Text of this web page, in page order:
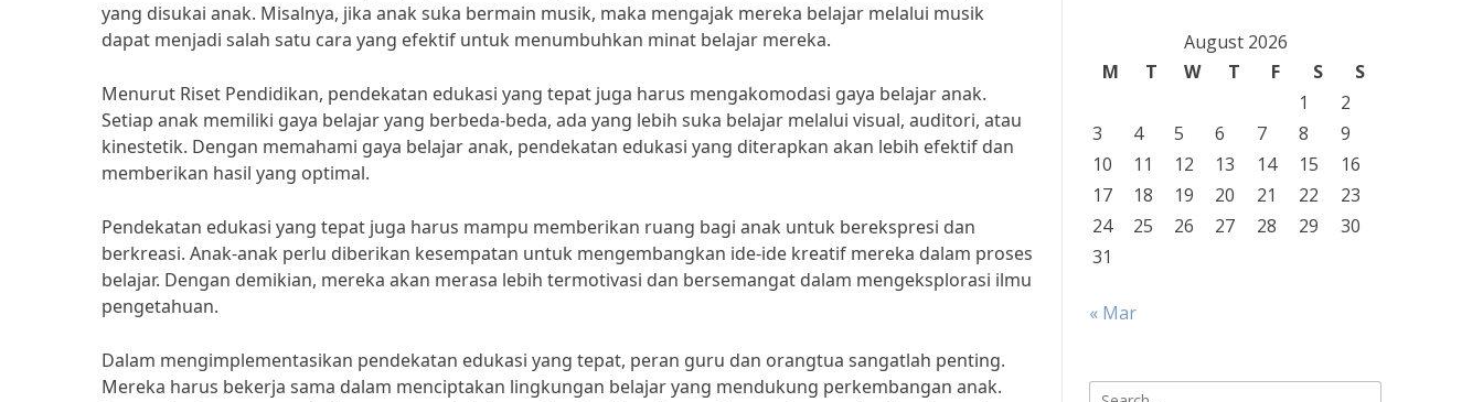
yang disukai anak. Misalnya, jika anak suka bermain musik, maka mengajak mereka belajar melalui musik
dapat menjadi salah satu cara yang efektif untuk menumbuhkan minat belajar mereka.
Menurut Riset Pendidikan, pendekatan edukasi yang tepat juga harus mengakomodasi gaya belajar anak.
Setiap anak memiliki gaya belajar yang berbeda-beda, ada yang lebih suka belajar melalui visual, auditori, atau
kinestetik. Dengan memahami gaya belajar anak, pendekatan edukasi yang diterapkan akan lebih efektif dan
memberikan hasil yang optimal.
Pendekatan edukasi yang tepat juga harus mampu memberikan ruang bagi anak untuk berekspresi dan
berkreasi. Anak-anak perlu diberikan kesempatan untuk mengembangkan ide-ide kreatif mereka dalam proses
belajar. Dengan demikian, mereka akan merasa lebih termotivasi dan bersemangat dalam mengeksplorasi ilmu
pengetahuan.
Dalam mengimplementasikan pendekatan edukasi yang tepat, peran guru dan orangtua sangatlah penting.
Mereka harus bekerja sama dalam menciptakan lingkungan belajar yang mendukung perkembangan anak.
August 2026
M
T W T F S
S
1
2
3
4 5 6 7 8
9
10
11 12 13 14 15
16
17
18 19 20 21 22
23
24
25 26 27 28 29
30
31
« Mar
Search